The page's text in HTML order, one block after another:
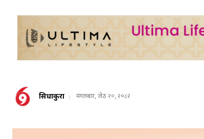
सिधाकुरा मंगलबार, जेठ २०, २०८२